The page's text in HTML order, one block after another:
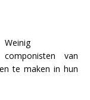
Weinig
componisten van
te maken in hun